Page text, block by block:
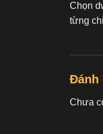
Chọn
từng
Đánh
Chưa